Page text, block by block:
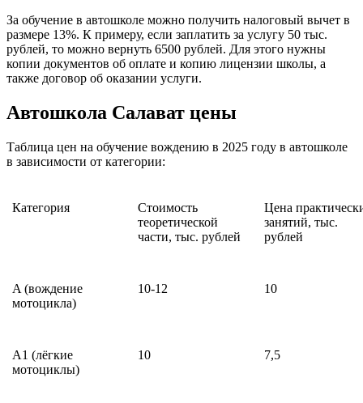
За обучение в автошколе можно получить налоговый вычет в
размере 13%. К примеру, если заплатить за услугу 50 тыс.
рублей, то можно вернуть 6500 рублей. Для этого нужны
копии документов об оплате и копию лицензии школы, а
также договор об оказании услуги.
Автошкола Салават цены
Таблица цен на обучение вождению в 2025 году в автошколе
в зависимости от категории:
Категория
Стоимость
теоретической
части, тыс. рублей
Цена
занятий, тыс.
рублей
A (вождение
мотоцикла)
10-12 10
A1 (лёгкие
мотоциклы)
10 7,5